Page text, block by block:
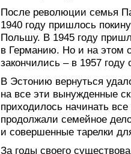
После революции семья
1940 году пришлось
Польшу. В 1945 году
в Германию. Но и на этом
закончились – в 1957
В Эстонию вернуться
на все эти вынужденные
приходилось начинать
продолжали семейное
и совершенные тарелки
За годы своего